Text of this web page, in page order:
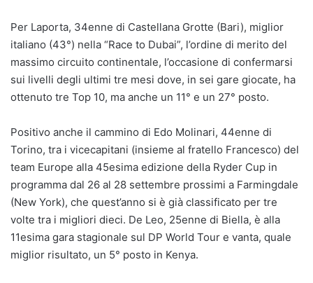
Per Laporta, 34enne di Castellana Grotte (Bari), miglior
italiano (43°) nella “Race to Dubai”, l’ordine di merito del
massimo circuito continentale, l’occasione di confermarsi
sui livelli degli ultimi tre mesi dove, in sei gare giocate, ha
ottenuto tre Top 10, ma anche un 11° e un 27° posto.
Positivo anche il cammino di Edo Molinari, 44enne di
Torino, tra i vicecapitani (insieme al fratello Francesco) del
team Europe alla 45esima edizione della Ryder Cup in
programma dal 26 al 28 settembre prossimi a Farmingdale
(New York), che quest’anno si è già classificato per tre
volte tra i migliori dieci. De Leo, 25enne di Biella, è alla
11esima gara stagionale sul DP World Tour e vanta, quale
miglior risultato, un 5° posto in Kenya.